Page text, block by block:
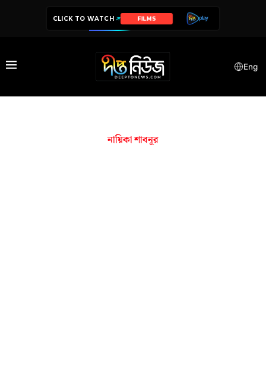
CLICK TO WATCH FILMS
Eng
নায়িকা শাবনূর